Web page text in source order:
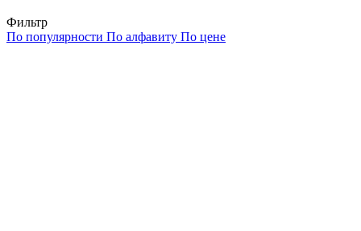
Фильтр
По популярности По алфавиту По цене